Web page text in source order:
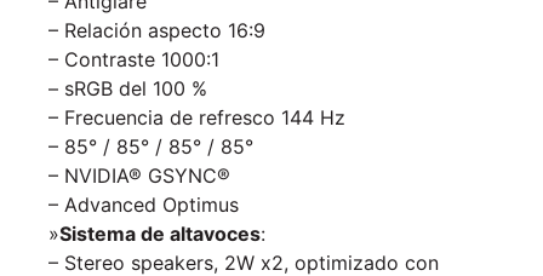
– Relación aspecto 16:9
– Contraste 1000:1
– sRGB del 100 %
– Frecuencia de refresco 144 Hz
– 85° / 85° / 85° / 85°
– NVIDIA® GSYNC®
– Advanced Optimus
»Sistema de altavoces:
– Stereo speakers, 2W x2, optimizado con